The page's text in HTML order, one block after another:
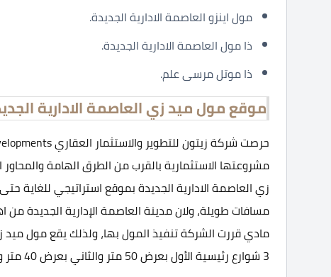
مول اينزو العاصمة الادارية الجديدة.
ذا مول العاصمة الادارية الجديدة.
ذا موتل مرسى علم.
موقع مول ميد زي العاصمة الادارية
مشروعتها الاستثمارية بالقرب من الطرق الهامة
زي العاصمة الادارية الجديدة بموقع استراتيجي
مسافات طويلة، ولان مدينة العاصمة الإدارية الجديدة
مادي قررت الشركة تنفيذ المول بها، ولذلك يقع مول ميد
3 شوارع رئيسية الأول بعرض 50 متر والثاني بعرض 40 متر والثالث هو الممشى السياحي بعرض 36 متر.